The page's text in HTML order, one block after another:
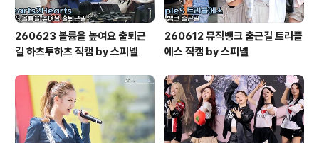
260623 볼륨을 높여요 출퇴근
길 하츠투하츠 직캠 by 스피넬
260612 뮤직뱅크 출근길 트리플
에스 직캠 by 스피넬